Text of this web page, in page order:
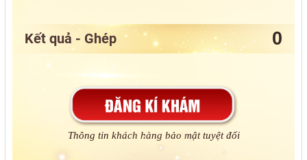
Kết quả - Ghép
Thông tin khách hàng bảo mật tuyệt đối